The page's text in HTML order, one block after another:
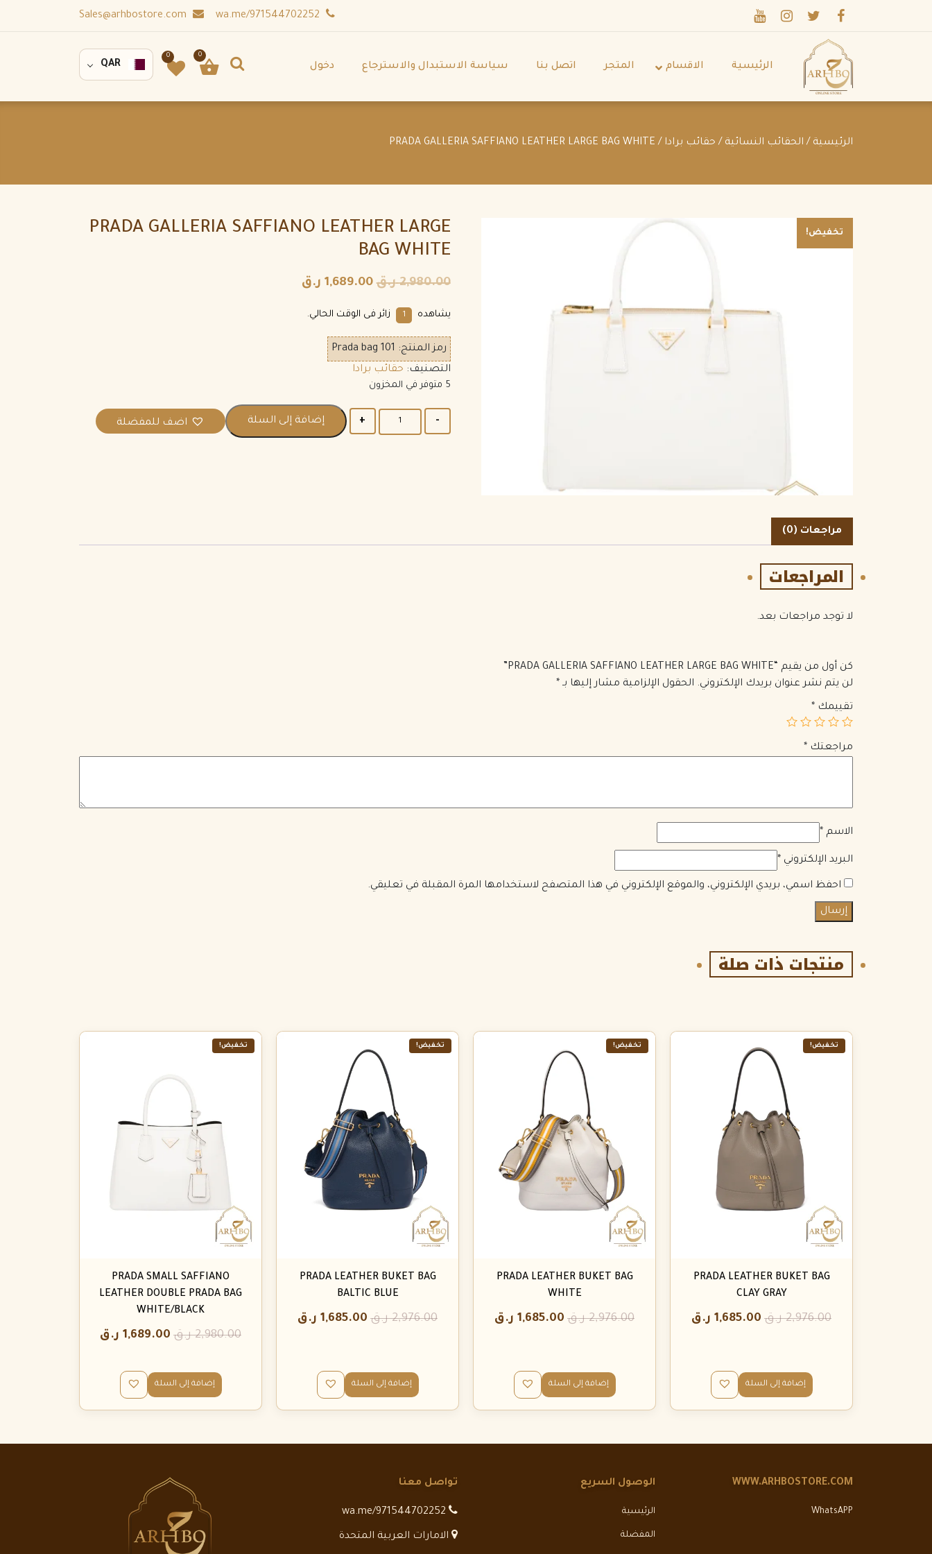
الرئيسية الاقسام المتجر اتصل بنا سياسة الاستبدال والاسترجاع دخول
0
0
QAR
الرئيسية / الحقائب النسائية / حقائب برادا / PRADA GALLERIA SAFFIANO LEATHER LARGE BAG WHITE
تخفيض!
PRADA GALLERIA SAFFIANO LEATHER LARGE
BAG WHITE
2,980.00 ر.ق 1,689.00 ر.ق
يشاهده 1 زائر فى الوقت الحالي.
رمز المنتج: Prada bag 101
التصنيف: حقائب برادا
5 متوفر في المخزون
إضافة إلى السلة اضف للمفضلة
مراجعات (0)
المراجعات
لا توجد مراجعات بعد.
كن أول من يقيم “PRADA GALLERIA SAFFIANO LEATHER LARGE BAG WHITE”
لن يتم نشر عنوان بريدك الإلكتروني. الحقول الإلزامية مشار إليها بـ *
تقييمك *
مراجعتك *
الاسم *
البريد الإلكتروني *
احفظ اسمي، بريدي الإلكتروني، والموقع الإلكتروني في هذا المتصفح لاستخدامها المرة المقبلة في تعليقي.
منتجات ذات صلة
تخفيض!
PRADA LEATHER BUKET BAG
CLAY GRAY
2,976.00 ر.ق 1,685.00 ر.ق
إضافة إلى السلة
تخفيض!
PRADA LEATHER BUKET BAG
WHITE
2,976.00 ر.ق 1,685.00 ر.ق
إضافة إلى السلة
تخفيض!
PRADA LEATHER BUKET BAG
BALTIC BLUE
2,976.00 ر.ق 1,685.00 ر.ق
إضافة إلى السلة
تخفيض!
PRADA SMALL SAFFIANO
LEATHER DOUBLE PRADA BAG
WHITE/BLACK
2,980.00 ر.ق 1,689.00 ر.ق
إضافة إلى السلة
WWW.ARHBOSTORE.COM
WhatsAPP
الوصول السريع
الرئيسية
المفضلة
تواصل معنا
الامارات العربية المتحدة